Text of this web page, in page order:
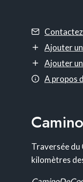
Ajouter
Ajouter
A propos
Traversée du
kilomètres